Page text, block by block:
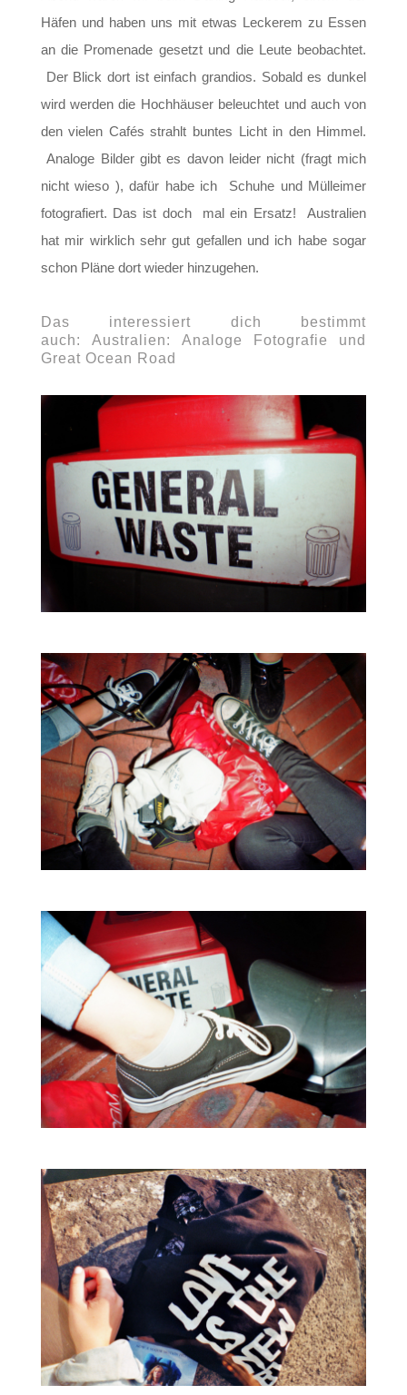
Häfen und haben uns mit etwas Leckerem zu Essen
an die Promenade gesetzt und die Leute beobachtet.
Der Blick dort ist einfach grandios. Sobald es dunkel
wird werden die Hochhäuser beleuchtet und auch von
den vielen Cafés strahlt buntes Licht in den Himmel.
Analoge Bilder gibt es davon leider nicht (fragt mich
nicht wieso ), dafür habe ich Schuhe und Mülleimer
fotografiert. Das ist doch mal ein Ersatz! Australien
hat mir wirklich sehr gut gefallen und ich habe sogar
schon Pläne dort wieder hinzugehen.
Das interessiert dich bestimmt
auch:Australien: Analoge Fotografie und
Great Ocean Road